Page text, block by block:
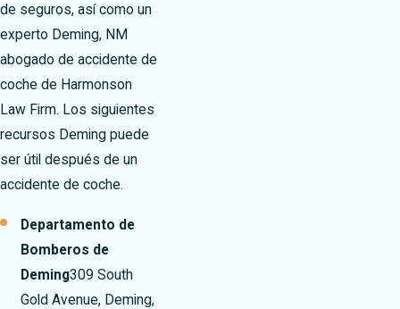
de seguros, así como un
experto Deming, NM
abogado de accidente de
coche de Harmonson
Law Firm. Los siguientes
recursos Deming puede
ser útil después de un
accidente de coche.
Departamento de
Bomberos de
Deming309 South
Gold Avenue, Deming,